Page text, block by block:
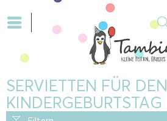
SERVIETTEN FÜR DEN
KINDERGEBURTSTAG